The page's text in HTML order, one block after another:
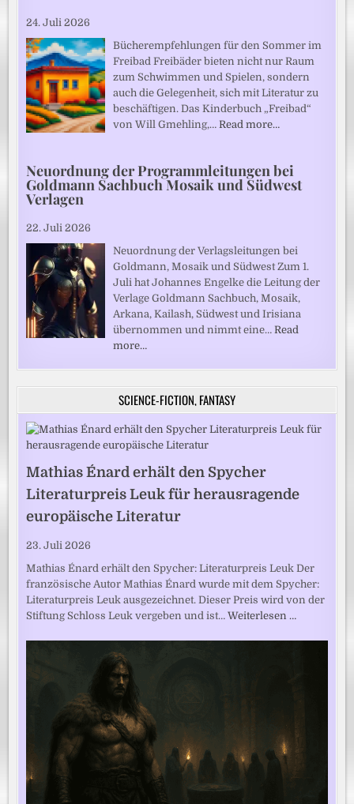
24. Juli 2026
Bücherempfehlungen für den Sommer im
Freibad Freibäder bieten nicht nur Raum
zum Schwimmen und Spielen, sondern
auch die Gelegenheit, sich mit Literatur zu
beschäftigen. Das Kinderbuch „Freibad“
von Will Gmehling,…Read more…
Neuordnung der Programmleitungen bei
Goldmann Sachbuch Mosaik und Südwest
Verlagen
22. Juli 2026
Neuordnung der Verlagsleitungen bei
Goldmann, Mosaik und Südwest Zum 1.
Juli hat Johannes Engelke die Leitung der
Verlage Goldmann Sachbuch, Mosaik,
Arkana, Kailash, Südwest und Irisiana
übernommen und nimmt eine…Read
more…
SCIENCE-FICTION, FANTASY
Mathias Énard erhält den Spycher
Literaturpreis Leuk für herausragende
europäische Literatur
23. Juli 2026
Mathias Énard erhält den Spycher: Literaturpreis Leuk Der
französische Autor Mathias Énard wurde mit dem Spycher:
Literaturpreis Leuk ausgezeichnet. Dieser Preis wird von der
Stiftung Schloss Leuk vergeben und ist…Weiterlesen …